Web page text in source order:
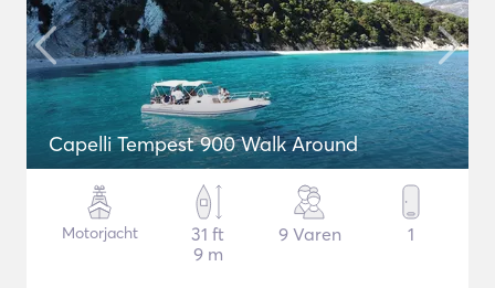
Capelli Tempest 900 Walk Around
Motorjacht
31 ft
9 m
9 Varen 1